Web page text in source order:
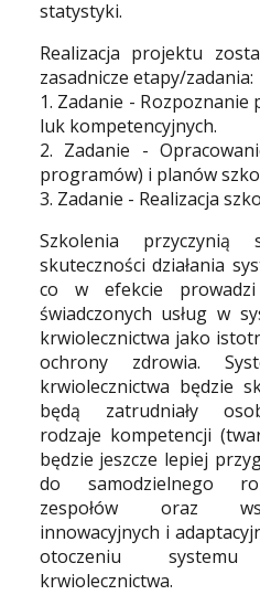
statystyki.
Realizacja projektu
zasadnicze etapy/zadania:
1. Zadanie -
luk kompetencyjnych.
2. Zadanie -
programów) i planów
3. Zadanie - Realizacja
Szkolenia przyczynią
skuteczności działania
co w efekcie
świadczonych usług w
krwiolecznictwa jako
ochrony zdrowia.
krwiolecznictwa będzie
będą zatrudniały
rodzaje kompetencji
będzie jeszcze lepiej
do samodzielnego
zespołów oraz
innowacyjnych i
otoczeniu
krwiolecznictwa.